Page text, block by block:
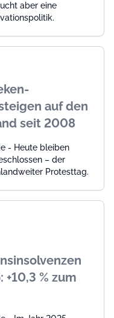
aber eine
auf den
seit 2008
- Heute bleiben
– der
Protesttag.
+10,3 % zum